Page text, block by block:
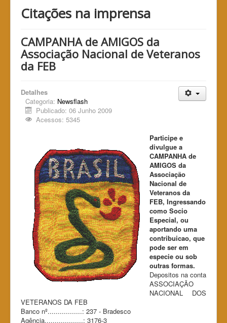
Citações na imprensa
CAMPANHA de AMIGOS da
Associação Nacional de Veteranos
da FEB
Detalhes
Categoria: Newsflash
Publicado: 06 Junho 2009
Acessos: 5345
Participe e
divulgue a
CAMPANHA de
AMIGOS da
Associação
Nacional de
Veteranos da
FEB, Ingressando
como Socio
Especial, ou
aportando uma
contribuicao, que
pode ser em
especie ou sob
outras formas.
Depositos na conta
ASSOCIAÇÃO
NACIONAL DOS
VETERANOS DA FEB
Banco nº.................: 237 - Bradesco
Agência...................: 3176-3